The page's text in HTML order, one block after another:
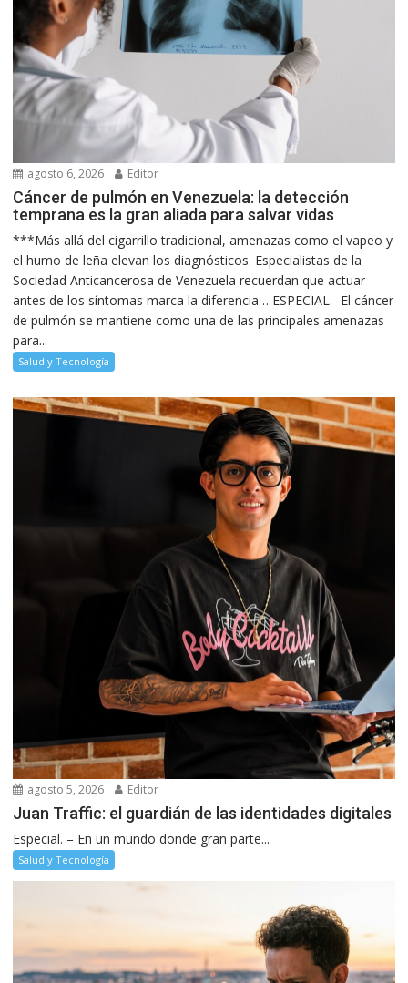
agosto 6, 2026 Editor
Cáncer de pulmón en Venezuela: la detección
temprana es la gran aliada para salvar vidas
***Más allá del cigarrillo tradicional, amenazas como el vapeo y
el humo de leña elevan los diagnósticos. Especialistas de la
Sociedad Anticancerosa de Venezuela recuerdan que actuar
antes de los síntomas marca la diferencia… ESPECIAL.- El cáncer
de pulmón se mantiene como una de las principales amenazas
para...
Salud y Tecnología
agosto 5, 2026 Editor
Juan Traffic: el guardián de las identidades digitales
Especial. – En un mundo donde gran parte...
Salud y Tecnología